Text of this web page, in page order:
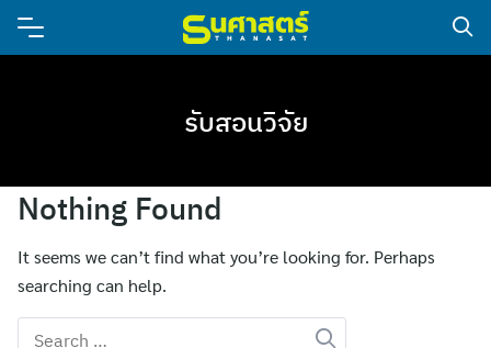
รับสอนวิจัย
Nothing Found
It seems we can’t find what you’re looking for. Perhaps
searching can help.
Search